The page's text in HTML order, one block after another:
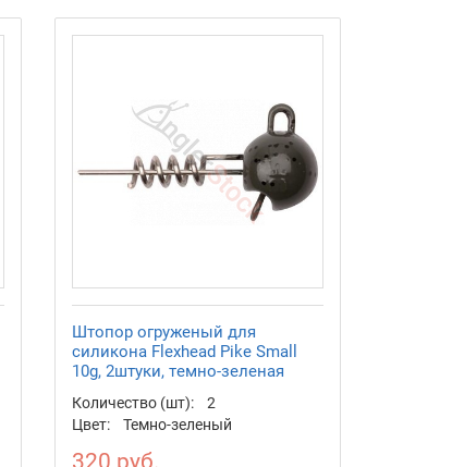
Штопор огруженый для
силикона Flexhead Pike Small
10g, 2штуки, темно-зеленая
Количество (шт):
2
Цвет:
Темно-зеленый
320 руб.